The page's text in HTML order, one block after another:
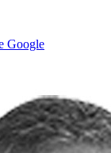
Google